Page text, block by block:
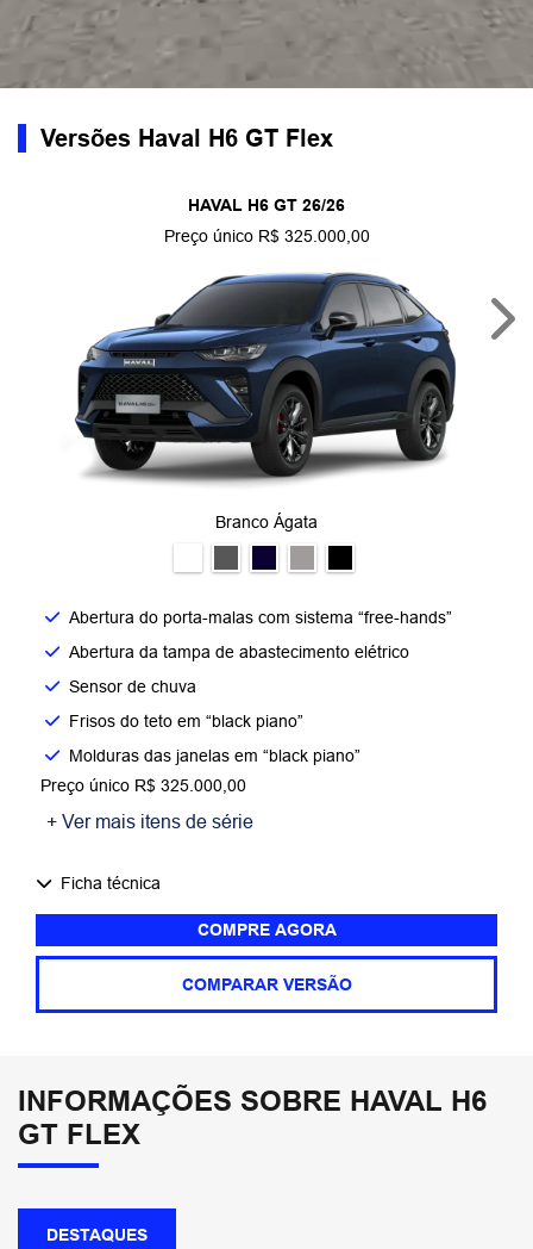
Versões Haval H6 GT Flex
HAVAL H6 GT 26/26
Preço único R$ 325.000,00
Branco Ágata
Abertura do porta-malas com sistema “free-hands”
Abertura da tampa de abastecimento elétrico
Sensor de chuva
Frisos do teto em “black piano”
Molduras das janelas em “black piano”
Preço único R$ 325.000,00
+ Ver mais itens de série
Ficha técnica
COMPRE AGORA
COMPARAR VERSÃO
INFORMAÇÕES SOBRE HAVAL H6
GT FLEX
DESTAQUES